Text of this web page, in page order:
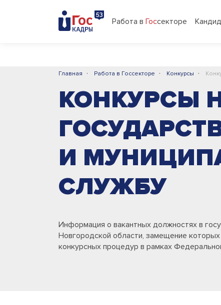
Работа в Госсекторе
Главная · Работа в Госсекторе · Конкурсы ·
КОНКУРСЫ
И
СЛУЖБУ
Информация о вакантных должностях в
Новгородской области, замещение
конкурсных процедур в рамках